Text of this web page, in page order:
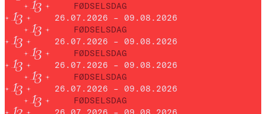
FØDSELSDAG
26.07.2026 – 09.08.2026
FØDSELSDAG
26.07.2026 – 09.08.2026
FØDSELSDAG
26.07.2026 – 09.08.2026
FØDSELSDAG
26.07.2026 – 09.08.2026
FØDSELSDAG